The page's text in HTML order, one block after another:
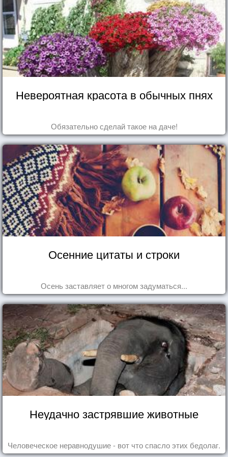
Невероятная красота в обычных пнях
Обязательно сделай такое на даче!
Осенние цитаты и строки
Осень заставляет о многом задуматься...
Неудачно застрявшие животные
Человеческое неравнодушие - вот что спасло этих бедолаг.